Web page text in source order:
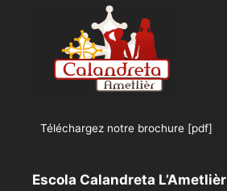
Téléchargez notre brochure [pdf]
Escola Calandreta L’Ametlièr